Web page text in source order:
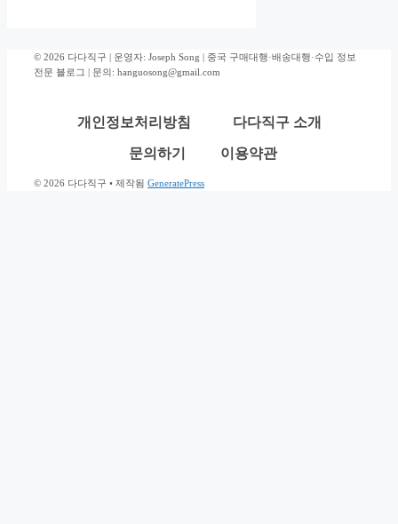
© 2026 다다직구 | 운영자: Joseph Song | 중국 구매대행·배송대행·수입 정보
전문 블로그 | 문의: hanguosong@gmail.com
개인정보처리방침 다다직구 소개
문의하기 이용약관
© 2026 다다직구 • 제작됨 GeneratePress